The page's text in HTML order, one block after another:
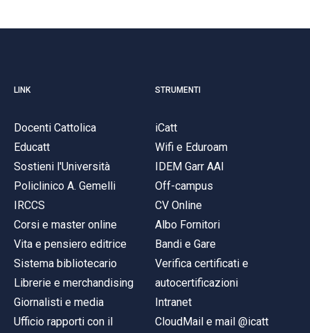
LINK
Docenti Cattolica
Educatt
Sostieni l'Università
Policlinico A. Gemelli
IRCCS
Corsi e master online
Vita e pensiero editrice
Sistema bibliotecario
Librerie e merchandising
Giornalisti e media
Ufficio rapporti con il
STRUMENTI
iCatt
Wifi e Eduroam
IDEM Garr AAI
Off-campus
CV Online
Albo Fornitori
Bandi e Gare
Verifica certificati e
autocertificazioni
Intranet
CloudMail e mail @icatt